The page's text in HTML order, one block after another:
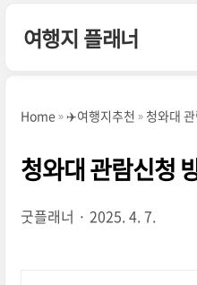
여행지 플래너
Home ✈️여행지추천 청와대
청와대 관람신청
굿플래너 2025. 4. 7.